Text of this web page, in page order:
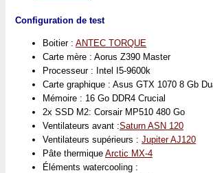
Configuration de test
Boitier : ANTEC TORQUE
Carte mère : Aorus Z390 Master
Processeur : Intel I5-9600k
Carte graphique : Asus GTX 1070 8 Gb
Mémoire : 16 Go DDR4 Crucial
2x SSD M2: Corsair MP510 480 Go
Ventilateurs avant :Saturn ASN 120
Ventilateurs supérieurs : Jupiter AJ120
Pâte thermique Arctic MX-4
Éléments watercooling :